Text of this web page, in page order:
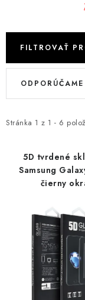
TIPY NA
PAMÄŤOVÉ
BATÉRIE VARTA
KAMERY
OSTATNÉ
VÝPREDAJ
FILTROVAŤ
V
i
Stránka 1 z 1 - 6
R
e
ODPORÚČAME
5D tvrdené
Samsung
čierny